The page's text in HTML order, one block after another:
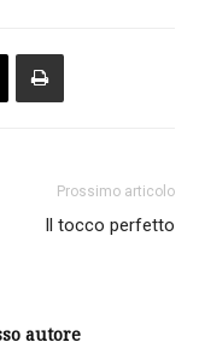
Prossimo articolo
Il tocco perfetto
autore